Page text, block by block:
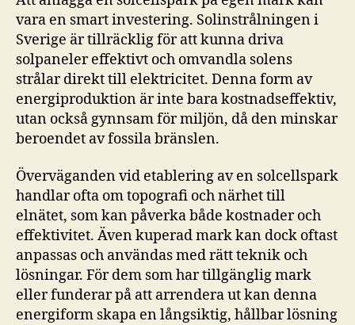
vara en smart investering. Solinstrålningen i
Sverige är tillräcklig för att kunna driva
solpaneler effektivt och omvandla solens
strålar direkt till elektricitet. Denna form av
energiproduktion är inte bara kostnadseffektiv,
utan också gynnsam för miljön, då den minskar
beroendet av fossila bränslen.
Överväganden vid etablering av en solcellspark
handlar ofta om topografi och närhet till
elnätet, som kan påverka både kostnader och
effektivitet. Även kuperad mark kan dock oftast
anpassas och användas med rätt teknik och
lösningar. För dem som har tillgänglig mark
eller funderar på att arrendera ut kan denna
energiform skapa en långsiktig, hållbar lösning